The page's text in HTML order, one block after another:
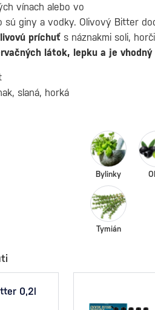
vínach alebo vo
giny a vodky. Olivový Bitter
príchuť s náznakmi soli,
látok, lepku a je vhodný
slaná, horká
Bylinky
Tymián
0,2l